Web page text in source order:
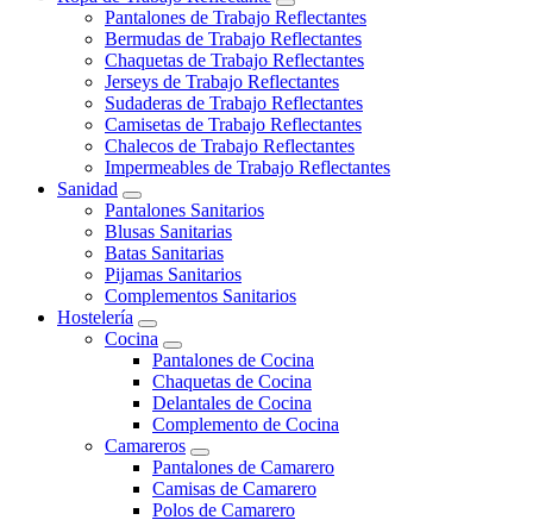
Pantalones de Trabajo Reflectantes
Bermudas de Trabajo Reflectantes
Chaquetas de Trabajo Reflectantes
Jerseys de Trabajo Reflectantes
Sudaderas de Trabajo Reflectantes
Camisetas de Trabajo Reflectantes
Chalecos de Trabajo Reflectantes
Impermeables de Trabajo Reflectantes
Sanidad
Pantalones Sanitarios
Blusas Sanitarias
Batas Sanitarias
Pijamas Sanitarios
Complementos Sanitarios
Hostelería
Cocina
Pantalones de Cocina
Chaquetas de Cocina
Delantales de Cocina
Complemento de Cocina
Camareros
Pantalones de Camarero
Camisas de Camarero
Polos de Camarero